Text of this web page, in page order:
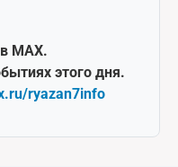
MAX.
этого дня.
ryazan7info